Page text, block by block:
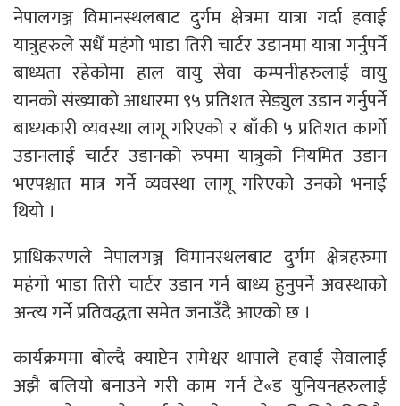
नेपालगञ्ज विमानस्थलबाट दुर्गम क्षेत्रमा यात्रा गर्दा हवाई
यात्रुहरुले सधैँ महंगो भाडा तिरी चार्टर उडानमा यात्रा गर्नुपर्ने
बाध्यता रहेकोमा हाल वायु सेवा कम्पनीहरुलाई वायु
यानको संख्याको आधारमा ९५ प्रतिशत सेड्युल उडान गर्नुपर्ने
बाध्यकारी व्यवस्था लागू गरिएको र बाँकी ५ प्रतिशत कार्गो
उडानलाई चार्टर उडानको रुपमा यात्रुको नियमित उडान
भएपश्चात मात्र गर्ने व्यवस्था लागू गरिएको उनको भनाई
थियो ।
प्राधिकरणले नेपालगञ्ज विमानस्थलबाट दुर्गम क्षेत्रहरुमा
महंगो भाडा तिरी चार्टर उडान गर्न बाध्य हुनुपर्ने अवस्थाको
अन्त्य गर्ने प्रतिवद्धता समेत जनाउँदै आएको छ ।
कार्यक्रममा बोल्दै क्याप्टेन रामेश्वर थापाले हवाई सेवालाई
अझै बलियो बनाउने गरी काम गर्न टे«ड युनियनहरुलाई